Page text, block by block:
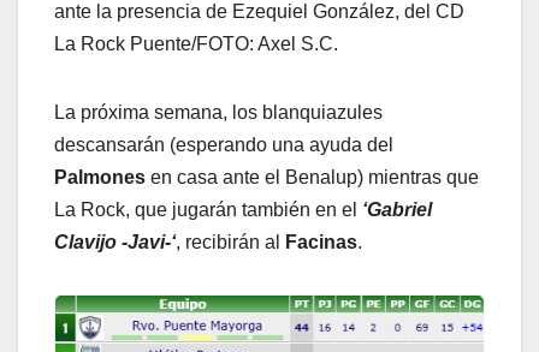
ante la presencia de Ezequiel González, del CD
La Rock Puente/FOTO: Axel S.C.
La próxima semana, los blanquiazules
descansarán (esperando una ayuda del
Palmones en casa ante el Benalup) mientras que
La Rock, que jugarán también en el ‘Gabriel
Clavijo -Javi-‘, recibirán al Facinas.